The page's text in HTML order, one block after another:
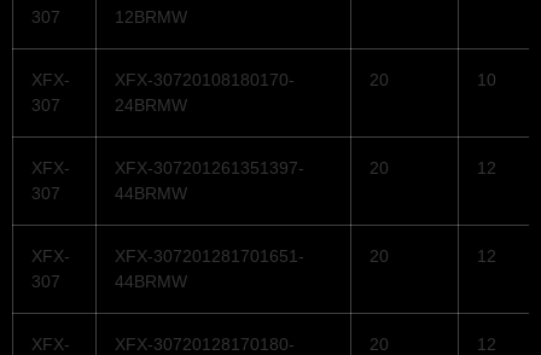
307
12BRMW
XFX-
307
XFX-30720108180170-
24BRMW
20 10
XFX-
307
XFX-307201261351397-
44BRMW
20 12
XFX-
307
XFX-307201281701651-
44BRMW
20 12
XFX-
XFX-30720128170180-
20 12